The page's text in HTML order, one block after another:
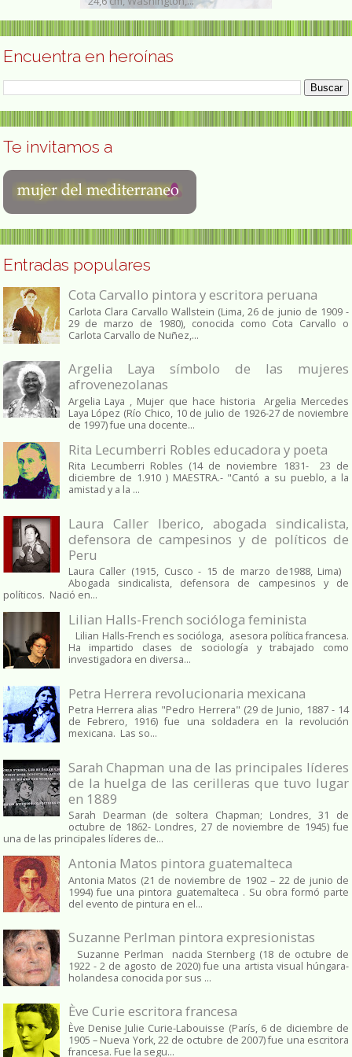
Encuentra en heroínas
Te invitamos a
Entradas populares
Cota Carvallo pintora y escritora peruana
Carlota Clara Carvallo Wallstein (Lima, 26 de junio de 1909 -
29 de marzo de 1980), conocida como Cota Carvallo o
Carlota Carvallo de Nuñez,...
Argelia Laya símbolo de las mujeres
afrovenezolanas
Argelia Laya , Mujer que hace historia Argelia Mercedes
Laya López (Río Chico, 10 de julio de 1926-27 de noviembre
de 1997) fue una docente...
Rita Lecumberri Robles educadora y poeta
Rita Lecumberri Robles (14 de noviembre 1831- 23 de
diciembre de 1.910 ) MAESTRA.- "Cantó a su pueblo, a la
amistad y a la ...
Laura Caller Iberico, abogada sindicalista,
defensora de campesinos y de políticos de
Peru
Laura Caller (1915, Cusco - 15 de marzo de1988, Lima)
Abogada sindicalista, defensora de campesinos y de
políticos. Nació en...
Lilian Halls-French socióloga feminista
Lilian Halls-French es socióloga, asesora política francesa.
Ha impartido clases de sociología y trabajado como
investigadora en diversa...
Petra Herrera revolucionaria mexicana
Petra Herrera alias "Pedro Herrera" (29 de Junio, 1887 - 14
de Febrero, 1916) fue una soldadera en la revolución
mexicana. Las so...
Sarah Chapman una de las principales líderes
de la huelga de las cerilleras que tuvo lugar
en 1889
Sarah Dearman (de soltera Chapman; Londres, 31 de
octubre de 1862​- Londres, 27 de noviembre de 1945)​ fue
una de las principales líderes de...
Antonia Matos pintora guatemalteca
Antonia Matos (21 de noviembre de 1902 – 22 de junio de
1994) fue una pintora guatemalteca . Su obra formó parte
del evento de pintura en el...
Suzanne Perlman pintora expresionistas
Suzanne Perlman nacida Sternberg (18 de octubre de
1922 - 2 de agosto de 2020) fue una artista visual húngara-
holandesa conocida por sus ...
Ève Curie escritora francesa
Ève Denise Julie Curie-Labouisse (París, 6 de diciembre de
1905 – Nueva York, 22 de octubre de 2007) fue una escritora
francesa. Fue la segu...